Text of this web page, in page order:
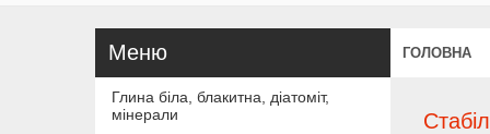
ГОЛОВНА
Глина біла, блакитна, діатоміт,
мінерали